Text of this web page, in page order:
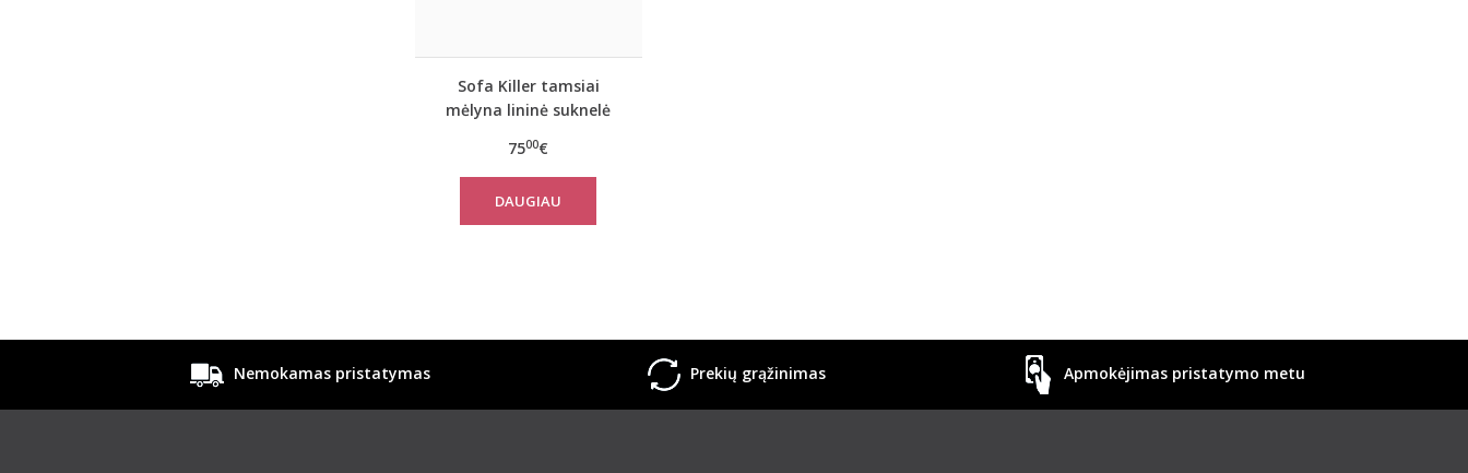
Sofa Killer tamsiai
mėlyna lininė suknelė
7500€
DAUGIAU
Nemokamas pristatymas Prekių grąžinimas Apmokėjimas pristatymo metu